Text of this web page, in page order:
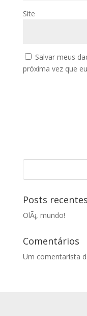
Site
Salvar meus
próxima vez que
Posts recentes
OlÃ¡, mundo!
Comentários
Um comentarista